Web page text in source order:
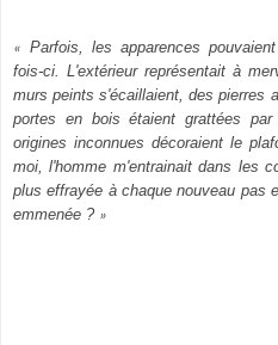
«
Parfois, les apparences
fois-ci. L'extérieur représentait à
murs peints s'écaillaient, des pierres
portes en bois étaient grattées
origines inconnues décoraient le
moi, l'homme m'entrainait dans les
plus effrayée à chaque nouveau pas
emmenée ? »